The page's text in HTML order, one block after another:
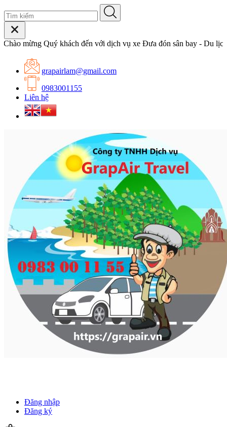
mừng Quý khách đến với dịch vụ xe Đưa đón sân bay - Du lịch
grapairlam@gmail.com
0983001155
Liên hệ
Đăng nhập
Đăng ký